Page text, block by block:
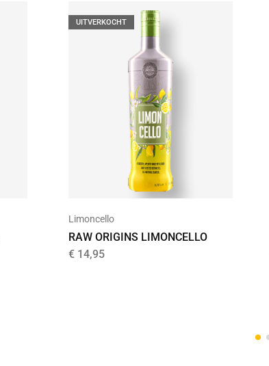
UITVERKOCHT
Limoncello
RAW ORIGINS LIMONCELLO
€ 14,95